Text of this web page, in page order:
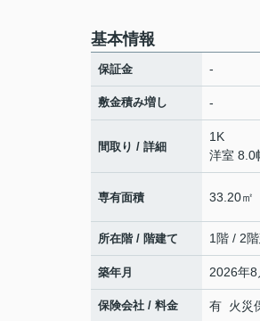
基本情報
保証金 -
敷金積み増し -
間取り / 詳細
1K
洋室 8.0
専有面積 33.20㎡
所在階 / 階建て 1階 / 2
築年月 2026年8
保険会社 / 料金 有 火災